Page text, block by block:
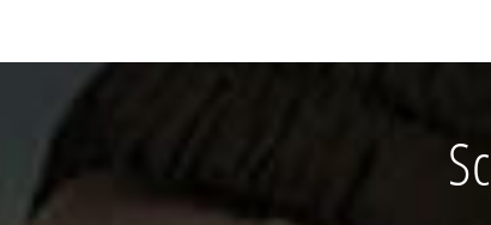
Espolder
Heilig hart